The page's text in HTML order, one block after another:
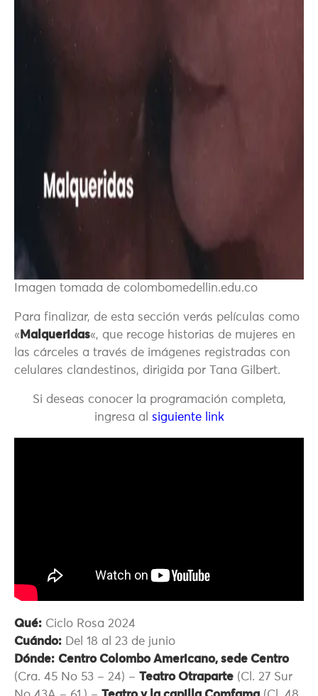
Imagen tomada de colombomedellin.edu.co
Para finalizar, de esta sección verás películas como
« Malqueridas«, que recoge historias de mujeres en
las cárceles a través de imágenes registradas con
celulares clandestinos, dirigida por Tana Gilbert.
Si deseas conocer la programación completa,
ingresa al siguiente link
Qué: Ciclo Rosa 2024
Cuándo: Del 18 al 23 de junio
Dónde: Centro Colombo Americano, sede Centro
(Cra. 45 No 53 – 24) – Teatro Otraparte (Cl. 27 Sur